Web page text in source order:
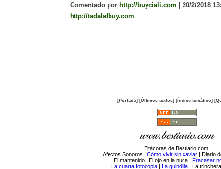
Comentado por http://buyciali.com | 20/2/2018
http://tadalafbuy.com
[Portada] [Últimos textos] [Índice temático]
Bitácoras de Bestiario.com:
Afectos Sonoros | Cómo vivir sin caviar | Diario
El mantenido| El ojo en la nuca| Fracasar
La cuarta fotocopia| La guindilla| La